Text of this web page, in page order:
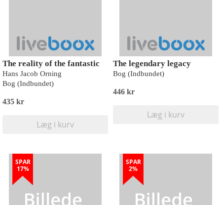
The reality of the fantastic
Hans Jacob Orning
Bog (Indbundet)
435 kr
Læg i kurv
The legendary legacy
Bog (Indbundet)
446 kr
Læg i kurv
SPAR
17%
SPAR
2%